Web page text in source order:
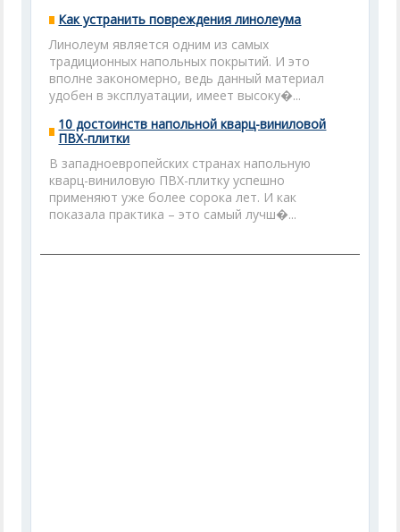
Как устранить повреждения линолеума
Линолеум является одним из самых
традиционных напольных покрытий. И это
вполне закономерно, ведь данный материал
удобен в эксплуатации, имеет высоку�...
10 достоинств напольной кварц-виниловой
ПВХ-плитки
В западноевропейских странах напольную
кварц-виниловую ПВХ-плитку успешно
применяют уже более сорока лет. И как
показала практика – это самый лучш�...